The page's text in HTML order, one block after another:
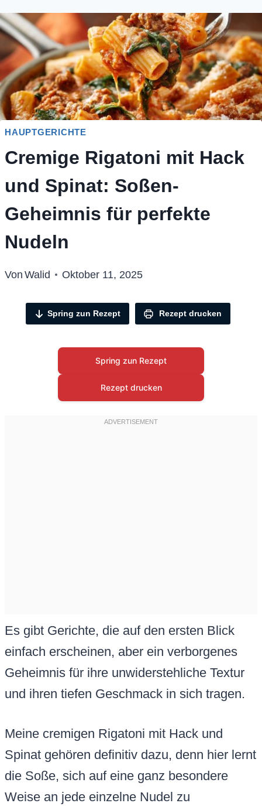
HAUPTGERICHTE
Cremige Rigatoni mit Hack
und Spinat: Soßen-
Geheimnis für perfekte
Nudeln
Von Walid Oktober 11, 2025
Spring zun Rezept Rezept drucken
Spring zun Rezept
Rezept drucken
Es gibt Gerichte, die auf den ersten Blick
einfach erscheinen, aber ein verborgenes
Geheimnis für ihre unwiderstehliche Textur
und ihren tiefen Geschmack in sich tragen.
Meine cremigen Rigatoni mit Hack und
Spinat gehören definitiv dazu, denn hier lernt
die Soße, sich auf eine ganz besondere
Weise an jede einzelne Nudel zu